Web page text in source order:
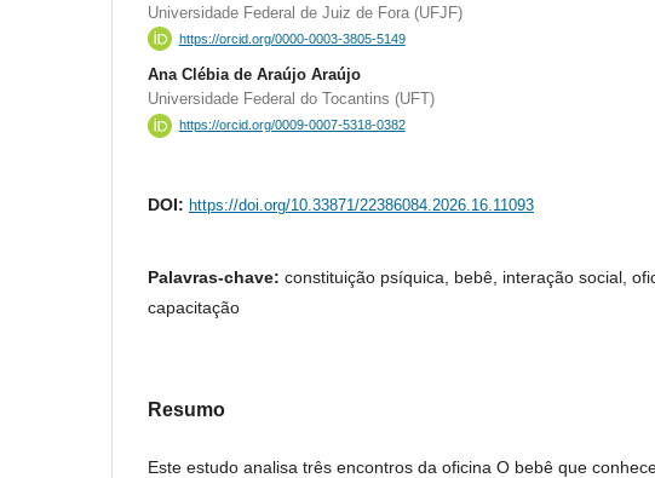
Universidade Federal de Juiz de Fora (UFJF)
https://orcid.org/0000-0003-3805-5149
Ana Clébia de Araújo Araújo
Universidade Federal do Tocantins (UFT)
https://orcid.org/0009-0007-5318-0382
DOI: https://doi.org/10.33871/22386084.2026.16.11093
Palavras-chave: constituição psíquica, bebê, interação social,
capacitação
Resumo
Este estudo analisa três encontros da oficina O bebê que